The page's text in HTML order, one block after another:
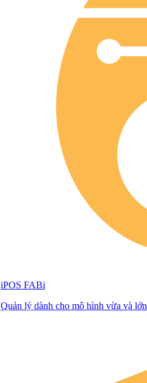
iPOS FABi
Quản lý dành cho mô hình vừa và lớn